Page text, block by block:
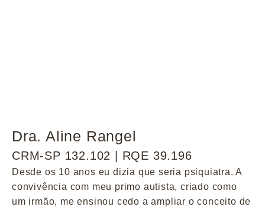
Dra. Aline Rangel
CRM-SP 132.102 | RQE 39.196
Desde os 10 anos eu dizia que seria psiquiatra. A
convivência com meu primo autista, criado como
um irmão, me ensinou cedo a ampliar o conceito de